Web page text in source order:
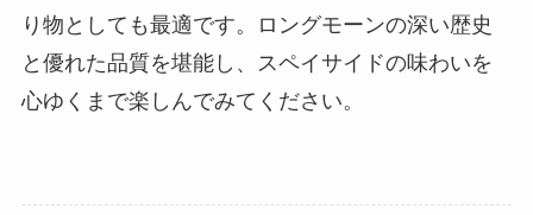
り物としても最適です。ロングモーンの深い歴史
と優れた品質を堪能し、スペイサイドの味わいを
心ゆくまで楽しんでみてください。